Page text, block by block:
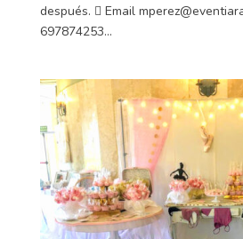
después.  Email
697874253...